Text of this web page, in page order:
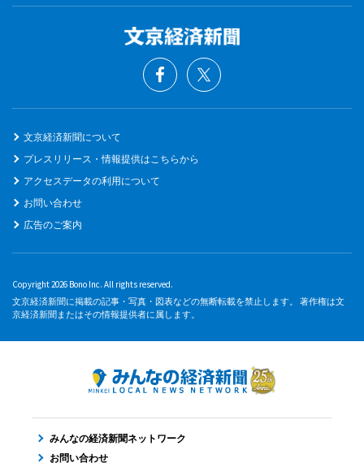
文京経済新聞について
プレスリリース・情報提供はこちらから
アクセスデータの利用について
お問い合わせ
広告のご案内
Copyright 2026 Bono Inc. All rights reserved.
文京経済新聞に掲載の記事・写真・図表などの無断転載を禁止します。 著作権は文
京経済新聞またはその情報提供者に属します。
みんなの経済新聞ネットワーク
お問い合わせ